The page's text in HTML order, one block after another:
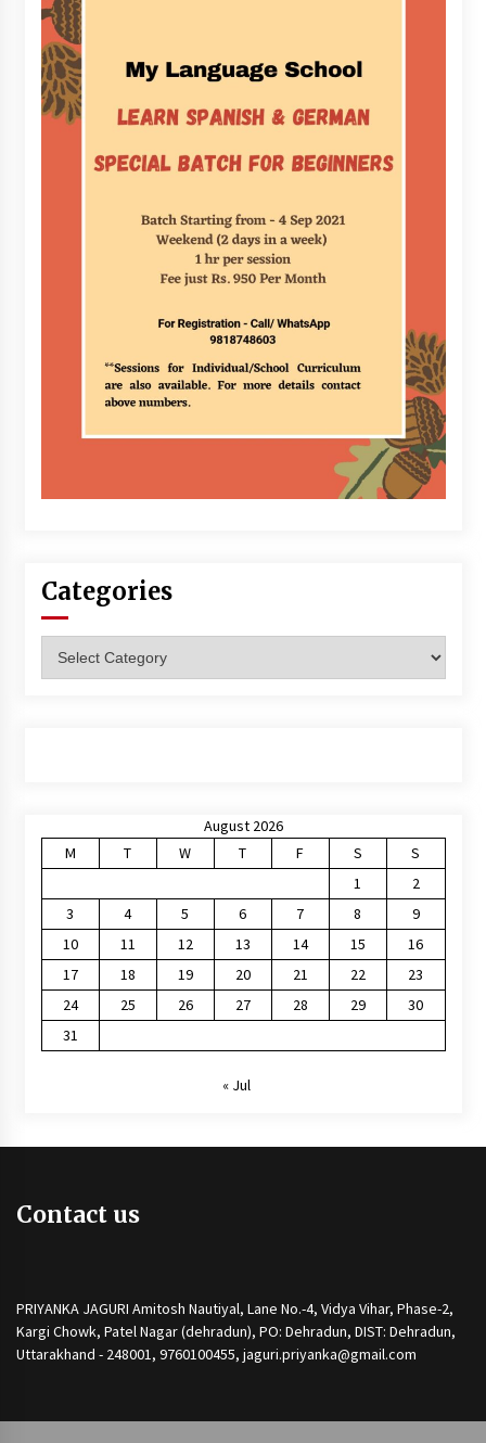
Categories
August 2026
M
T W T F S
S
1
2
3
4 5 6 7 8
9
10
11 12 13 14 15
16
17
18 19 20 21 22
23
24
25 26 27 28 29
30
31
« Jul
Contact us
PRIYANKA JAGURI Amitosh Nautiyal, Lane No.-4, Vidya Vihar, Phase-2,
Kargi Chowk, Patel Nagar (dehradun), PO: Dehradun, DIST: Dehradun,
Uttarakhand - 248001, 9760100455, jaguri.priyanka@gmail.com